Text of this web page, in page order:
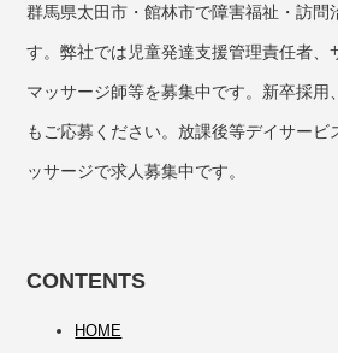
群馬県太田市・館林市で障害福祉・訪問
す。弊社では児童発達支援管理責任者、
マッサージ師等を募集中です。新卒採用
もご応募ください。放課後等デイサービ
ッサージで求人募集中です。
CONTENTS
HOME